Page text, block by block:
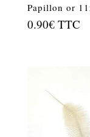
Papillon or
0.90€ TTC